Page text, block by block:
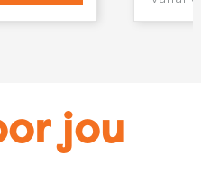
jou